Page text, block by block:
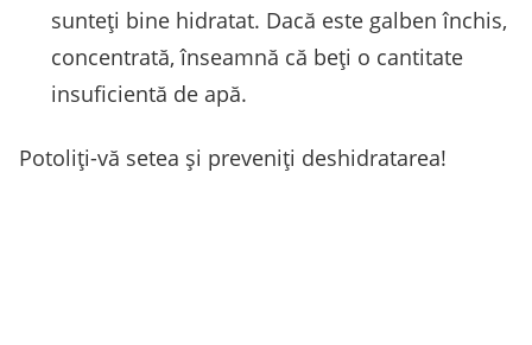
sunteţi bine hidratat. Dacă este galben închis,
concentrată, înseamnă că beţi o cantitate
insuficientă de apă.
Potoliţi-vă setea şi preveniţi deshidratarea!